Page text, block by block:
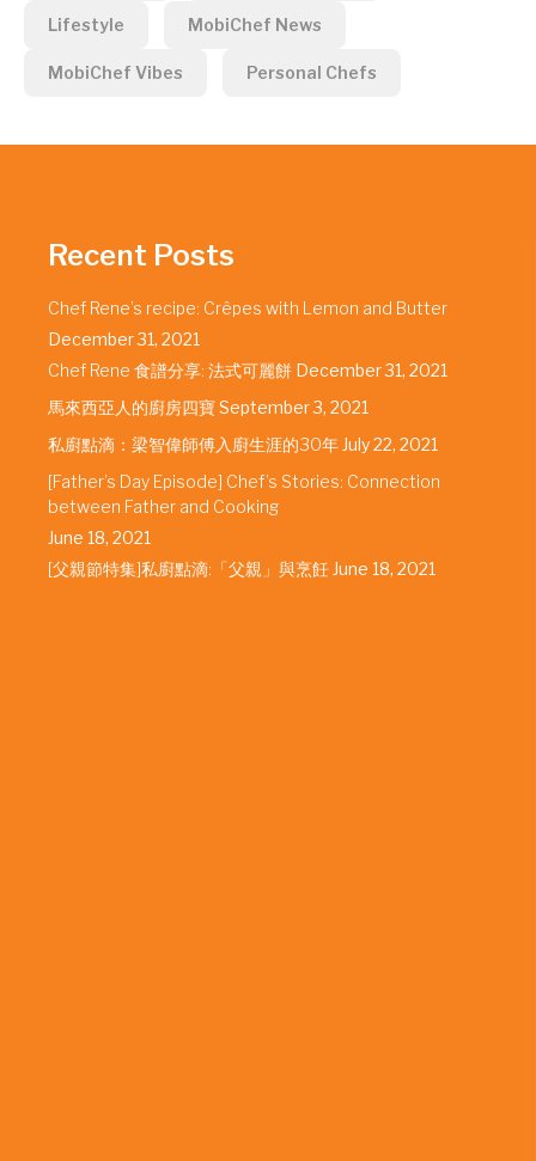
Lifestyle MobiChef News
MobiChef Vibes Personal Chefs
Recent Posts
Chef Rene’s recipe: Crêpes with Lemon and Butter
December 31, 2021
Chef Rene 食譜分享: 法式可麗餅 December 31, 2021
馬來西亞人的廚房四寶September 3, 2021
私廚點滴：梁智偉師傅入廚生涯的30年 July 22, 2021
[Father’s Day Episode] Chef’s Stories: Connection
between Father and Cooking
June 18, 2021
[父親節特集]私廚點滴:「父親」與烹飪 June 18, 2021